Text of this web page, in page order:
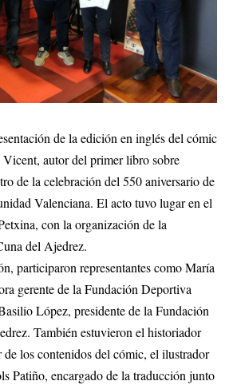
de la edición en inglés del cómic
Vicent, autor del primer libro sobre
de la celebración del 550 aniversario de
Valenciana. El acto tuvo lugar en el
con la organización de la
del Ajedrez.
participaron representantes como María
gerente de la Fundación Deportiva
López, presidente de la Fundación
También estuvieron el historiador
los contenidos del cómic, el ilustrador
Patiño, encargado de la traducción junto